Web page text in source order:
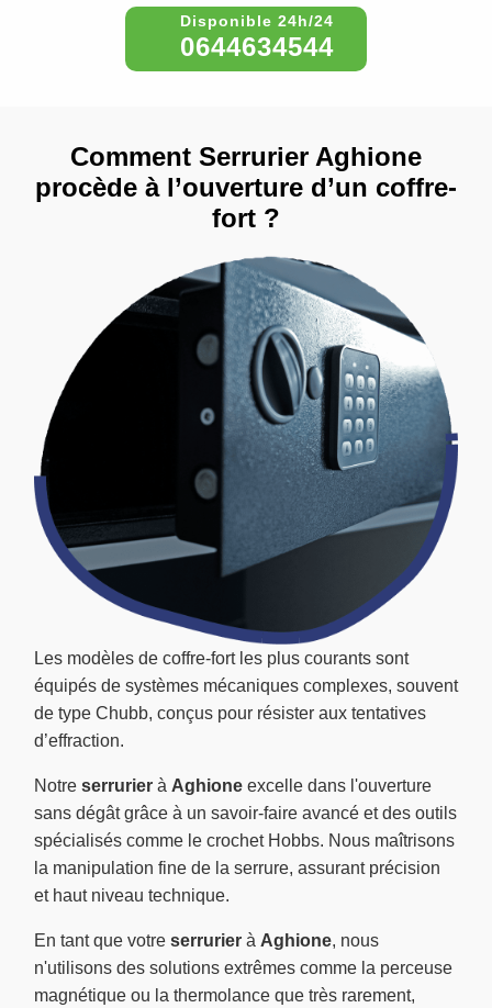
0644634544
Les modèles de coffre-fort les plus courants sont
équipés de systèmes mécaniques complexes, souvent
de type Chubb, conçus pour résister aux tentatives
d’effraction.
Notre serrurier à Aghione excelle dans l'ouverture
sans dégât grâce à un savoir-faire avancé et des outils
spécialisés comme le crochet Hobbs. Nous maîtrisons
la manipulation fine de la serrure, assurant précision
et haut niveau technique.
En tant que votre serrurier à Aghione, nous
n'utilisons des solutions extrêmes comme la perceuse
magnétique ou la thermolance que très rarement,
Comment Serrurier Aghione
procède à l’ouverture d’un coffre-
fort ?